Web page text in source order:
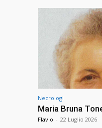
Necrologi
Maria Bruna
Flavio - 22 Luglio 2026